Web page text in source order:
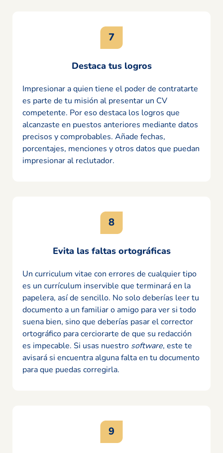
Destaca tus logros
Impresionar a quien tiene el poder de contratarte
es parte de tu misión al presentar un CV
competente. Por eso destaca los logros que
alcanzaste en puestos anteriores mediante datos
precisos y comprobables. Añade fechas,
porcentajes, menciones y otros datos que puedan
impresionar al reclutador.
Evita las faltas ortográficas
Un curriculum vitae con errores de cualquier tipo
es un currículum inservible que terminará en la
papelera, así de sencillo. No solo deberías leer tu
documento a un familiar o amigo para ver si todo
suena bien, sino que deberías pasar el corrector
ortográfico para cerciorarte de que su redacción
es impecable. Si usas nuestro software, este te
avisará si encuentra alguna falta en tu documento
para que puedas corregirla.